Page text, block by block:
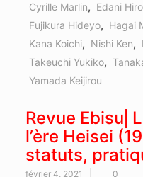
Cyrille Marlin, Edani
Fujikura Hideyo, Hagai
Kana Koichi, Nishi Ken,
Takeuchi Yukiko,
Yamada Keijirou
Revue
l’ère Heisei
statuts,
février 4, 2021 0